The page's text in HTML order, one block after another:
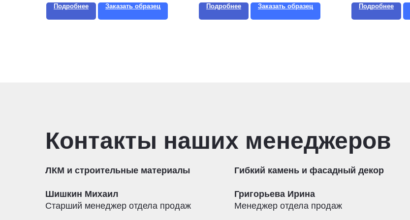
Подробнее Заказать образец Подробнее Заказать образец Подробнее
Контакты наших менеджеров
ЛКМ и строительные материалы
Шишкин Михаил
Старший менеджер отдела продаж
Гибкий камень и фасадный декор
Григорьева Ирина
Менеджер отдела продаж